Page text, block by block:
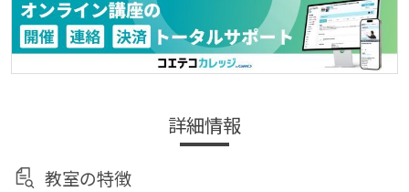
詳細情報
教室の特徴